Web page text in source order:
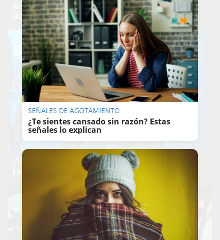
No son populares, pero sí extraordinariamente
útiles
¿Sabes qué baja tu ánimo?
Lo haces todos los días y afecta cómo te sientes
SEÑALES DE AGOTAMIENTO
¿Te sientes cansado sin razón? Estas
señales lo explican